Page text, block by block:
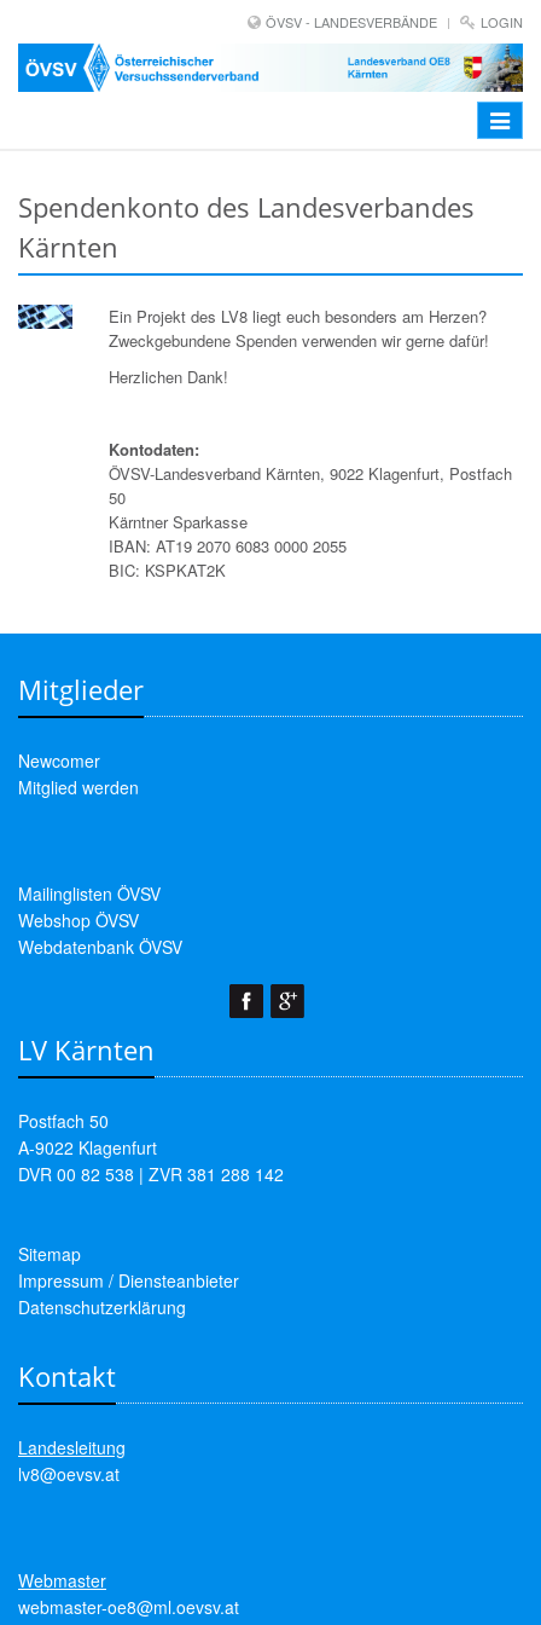
ÖVSV - LANDESVERBÄNDE LOGIN
Toggle
Spendenkonto des Landesverbandes
Kärnten
Ein Projekt des LV8 liegt euch besonders am Herzen?
Zweckgebundene Spenden verwenden wir gerne dafür!
Herzlichen Dank!
Kontodaten:
ÖVSV-Landesverband Kärnten, 9022 Klagenfurt, Postfach
50
Kärntner Sparkasse
IBAN: AT19 2070 6083 0000 2055
BIC: KSPKAT2K
Mitglieder
Newcomer
Mitglied werden
Mailinglisten ÖVSV
Webshop ÖVSV
Webdatenbank ÖVSV
LV Kärnten
Postfach 50
A-9022 Klagenfurt
DVR 00 82 538 | ZVR 381 288 142
Sitemap
Impressum / Diensteanbieter
Datenschutzerklärung
Kontakt
Landesleitung
lv8@oevsv.at
Webmaster
webmaster-oe8@ml.oevsv.at